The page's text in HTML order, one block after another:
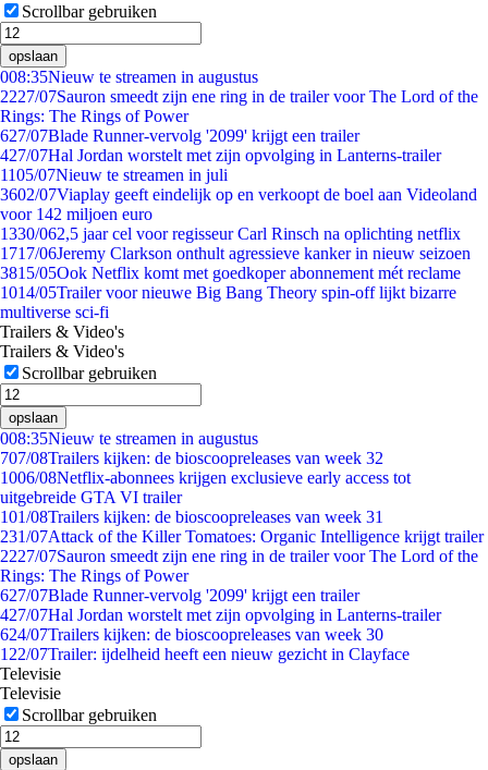
Scrollbar gebruiken
opslaan
008:35Nieuw te streamen in augustus
2227/07Sauron smeedt zijn ene ring in de trailer voor The Lord of the
Rings: The Rings of Power
627/07Blade Runner-vervolg '2099' krijgt een trailer
427/07Hal Jordan worstelt met zijn opvolging in Lanterns-trailer
1105/07Nieuw te streamen in juli
3602/07Viaplay geeft eindelijk op en verkoopt de boel aan Videoland
voor 142 miljoen euro
1330/062,5 jaar cel voor regisseur Carl Rinsch na oplichting netflix
1717/06Jeremy Clarkson onthult agressieve kanker in nieuw seizoen
3815/05Ook Netflix komt met goedkoper abonnement mét reclame
1014/05Trailer voor nieuwe Big Bang Theory spin-off lijkt bizarre
multiverse sci-fi
Trailers & Video's
Trailers & Video's
Scrollbar gebruiken
opslaan
008:35Nieuw te streamen in augustus
707/08Trailers kijken: de bioscoopreleases van week 32
1006/08Netflix-abonnees krijgen exclusieve early access tot
uitgebreide GTA VI trailer
101/08Trailers kijken: de bioscoopreleases van week 31
231/07Attack of the Killer Tomatoes: Organic Intelligence krijgt trailer
2227/07Sauron smeedt zijn ene ring in de trailer voor The Lord of the
Rings: The Rings of Power
627/07Blade Runner-vervolg '2099' krijgt een trailer
427/07Hal Jordan worstelt met zijn opvolging in Lanterns-trailer
624/07Trailers kijken: de bioscoopreleases van week 30
1 22/07Trailer: ijdelheid heeft een nieuw gezicht in Clayface
Televisie
Televisie
Scrollbar gebruiken
opslaan